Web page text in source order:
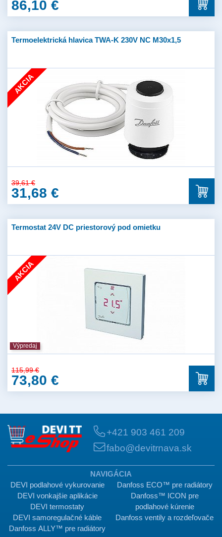
86,10 €
Termoelektrická hlavica TWA-K 230V NC M30x1,5
AKCIA
39,61 €
31,68 €
Termostat 24V DC priestorový pod omietku
Výpredaj
AKCIA
115,99 €
73,80 €
+421 903 461 209
fabo@devitrnava.sk
NAVIGÁCIA
DEVI podlahové vykurovanie
DEVI vonkajšie aplikácie
DEVI termostaty
DEVI samoregulačné káble
Danfoss ALLY™ pre radiátory
Danfoss ECO™ pre radiátory
Danfoss™ ICON pre
podlahové kúrenie
Danfoss ventily a rozdeľovače